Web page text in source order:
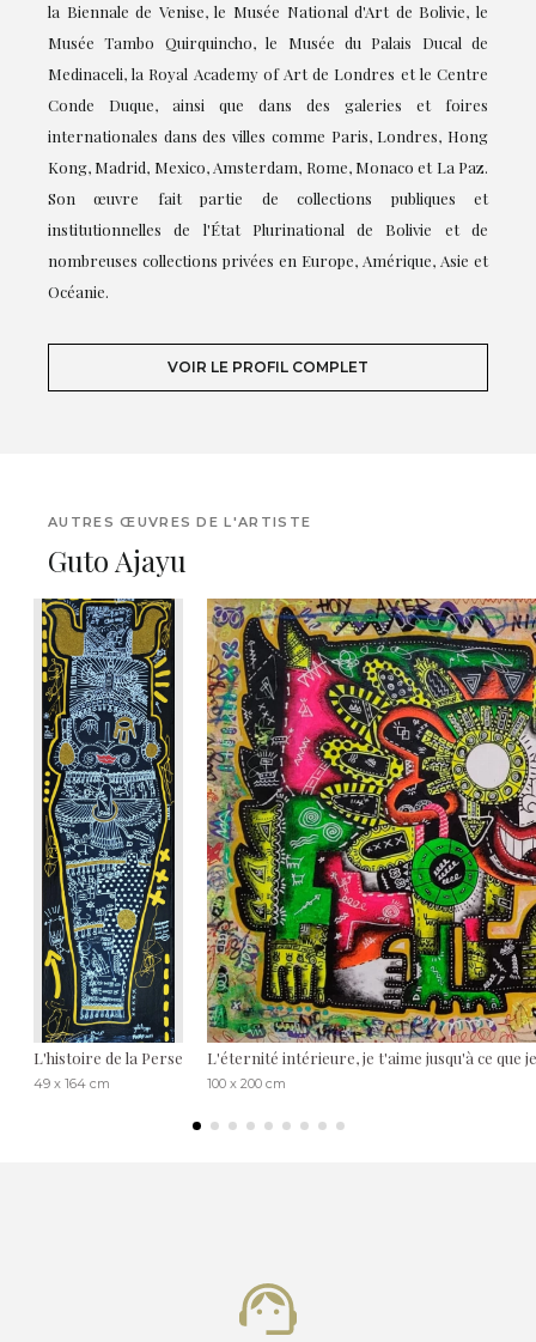
la Biennale de Venise, le Musée National d'Art de Bolivie, le
Musée Tambo Quirquincho, le Musée du Palais Ducal de
Medinaceli, la Royal Academy of Art de Londres et le Centre
Conde Duque, ainsi que dans des galeries et foires
internationales dans des villes comme Paris, Londres, Hong
Kong, Madrid, Mexico, Amsterdam, Rome, Monaco et La Paz.
Son œuvre fait partie de collections publiques et
institutionnelles de l'État Plurinational de Bolivie et de
nombreuses collections privées en Europe, Amérique, Asie et
Océanie.
VOIR LE PROFIL COMPLET
AUTRES ŒUVRES DE L'ARTISTE
Guto Ajayu
L'histoire de la Perse
49 x 164 cm
L'éternité intérieure, je t'aime jusqu'à ce que
100 x 200 cm